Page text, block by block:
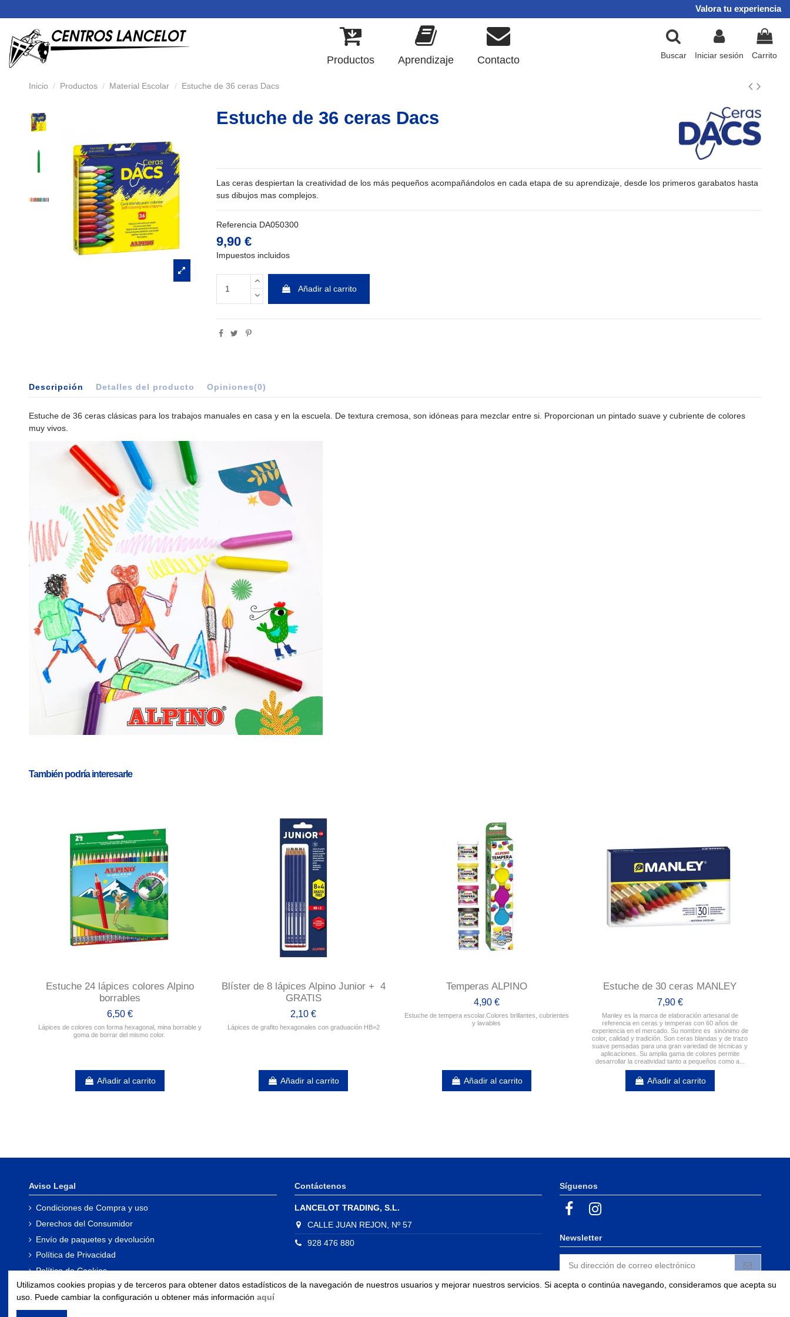
Valora tu experiencia
Productos Aprendizaje Contacto Buscar Iniciar sesión Carrito
Inicio Productos Material Escolar Estuche de 36 ceras Dacs
Estuche de 36 ceras Dacs
Las ceras despiertan la creatividad de los más pequeños acompañándolos en cada etapa de su aprendizaje, desde los primeros garabatos hasta
sus dibujos mas complejos.
Referencia DA050300
9,90 €
Impuestos incluidos
Añadir al carrito
Descripción Detalles del producto Opiniones(0)
Estuche de 36 ceras clásicas para los trabajos manuales en casa y en la escuela. De textura cremosa, son idóneas para mezclar entre si. Proporcionan un pintado suave y cubriente de colores
muy vivos.
También podría interesarle
Estuche 24 lápices colores Alpino
borrables
6,50 €
Lápices de colores con forma hexagonal, mina borrable y
goma de borrar del mismo color.
Añadir al carrito
Blíster de 8 lápices Alpino Junior + 4
GRATIS
2,10 €
Lápices de grafito hexagonales con graduación HB=2
Añadir al carrito
Temperas ALPINO
4,90 €
Estuche de tempera escolar.Colores brillantes, cubrientes
y lavables
Añadir al carrito
Estuche de 30 ceras MANLEY
7,90 €
Manley es la marca de elaboración artesanal de
referencia en ceras y temperas con 60 años de
experiencia en el mercado. Su nombre es sinónimo de
color, calidad y tradición. Son ceras blandas y de trazo
suave pensadas para una gran variedad de técnicas y
aplicaciones. Su amplia gama de colores permite
desarrollar la creatividad tanto a pequeños como a...
Añadir al carrito
Aviso Legal
Condiciones de Compra y uso
Derechos del Consumidor
Envío de paquetes y devolución
Política de Privacidad
Política de Cookies
Portal de Transparencia
Declaración de Accesibilidad
Contáctenos
LANCELOT TRADING, S.L.
CALLE JUAN REJON, Nº 57
928 476 880
Síguenos
Newsletter
Puede darse de baja en cualquier momento. Para
Utilizamos cookies propias y de terceros para obtener datos estadísticos de la navegación de nuestros usuarios y mejorar nuestros servicios. Si acepta o continúa navegando, consideramos que acepta su
uso. Puede cambiar la configuración u obtener más información aquí